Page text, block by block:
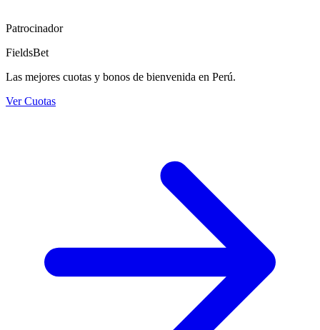
Patrocinador
FieldsBet
Las mejores cuotas y bonos de bienvenida en Perú.
Ver Cuotas